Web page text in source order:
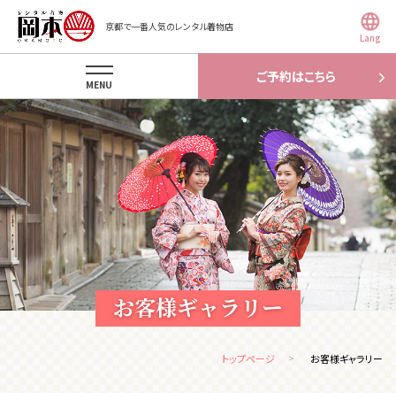
京都で一番人気のレンタル着物店
Lang
ご予約はこちら
MENU
お客様ギャラリー
トップページ お客様ギャラリー